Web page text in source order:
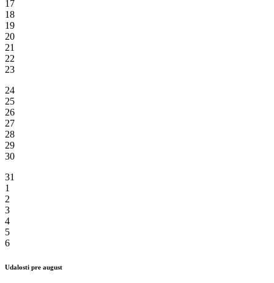
17
18
19
20
21
22
23
24
25
26
27
28
29
30
31
1
2
3
4
5
6
Udalosti pre august